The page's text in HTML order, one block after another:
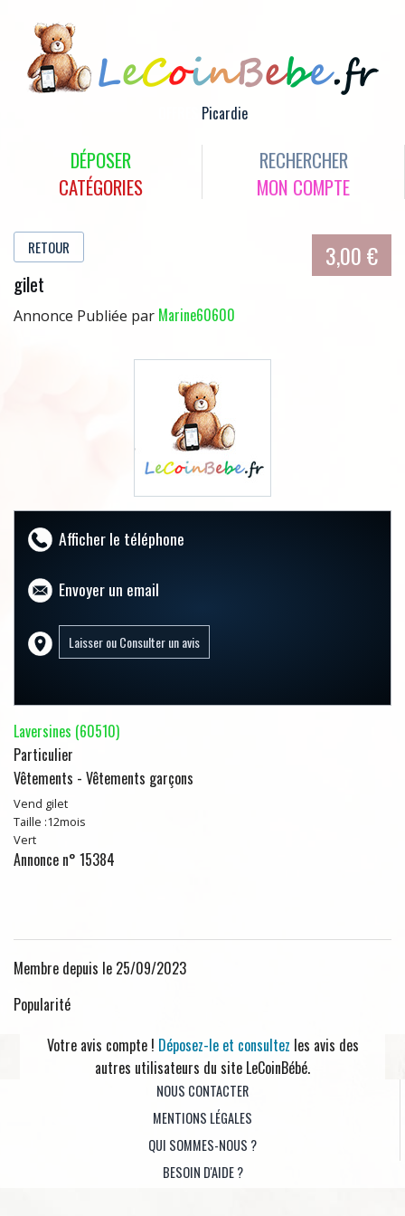
Picardie
DÉPOSER
RECHERCHER
CATÉGORIES
MON COMPTE
RETOUR
gilet
Annonce Publiée par Marine60600
3,00 €
Afficher le téléphone
Envoyer un email
Laversines (60510)
Particulier
Vêtements - Vêtements garçons
Vend gilet
Taille :12mois
Vert
Annonce n° 15384
Membre depuis le 25/09/2023
Popularité
Votre avis compte ! Déposez-le et consultez les avis des
autres utilisateurs du site LeCoinBébé.
NOUS CONTACTER
MENTIONS LÉGALES
QUI SOMMES-NOUS ?
BESOIN D'AIDE ?